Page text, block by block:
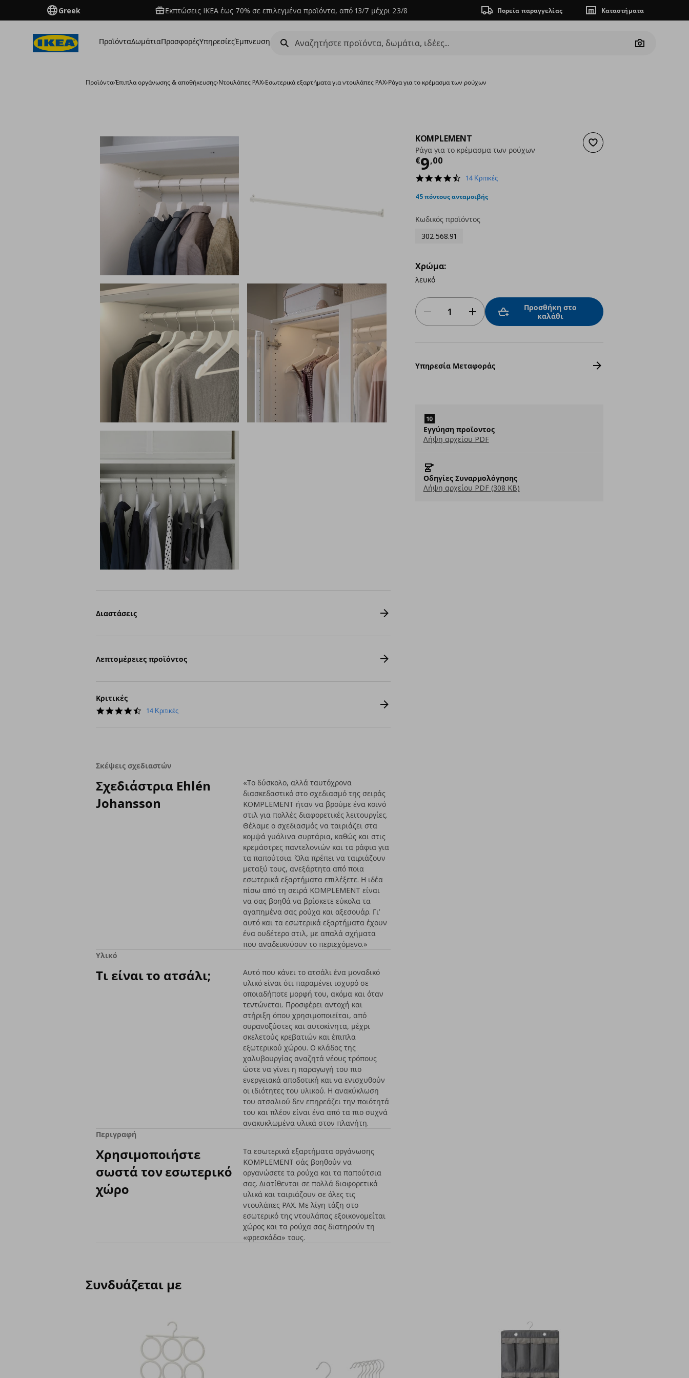
Greek Εκπτώσεις IKEA έως 70% σε επιλεγμένα προϊόντα, από 13/7 μέχρι 23/8 Πορεία παραγγελίας Καταστήματα
ΠροϊόνταΔωμάτιαΠροσφορέςΥπηρεσίεςΈμπνευση
Camera
Προϊόντα›Έπιπλα οργάνωσης & αποθήκευσης›Ντουλάπες PAX›Εσωτερικά εξαρτήματα για ντουλάπες PAX›Ράγα για το κρέμασμα των ρούχων
Προσθήκη στα αγαπημένα
KOMPLEMENT
Ράγα για το κρέμασμα των ρούχων
€9,00
Τρέχουσα τιμή
4.4
rating
14 Κριτικές
45 πόντους ανταμοιβής
Κωδικός προϊόντος
302.568.91
Χρώμα:
λευκό
Προσθήκη στο
καλάθι
Υπηρεσία Μεταφοράς
Εγγύηση προϊοντος
Λήψη αρχείου PDF
Οδηγίες Συναρμολόγησης
Λήψη αρχείου PDF (308 KB)
Διαστάσεις
Λεπτομέρειες προϊόντος
Κριτικές
4.4
14 Κριτικές
Σκέψεις σχεδιαστών
Σχεδιάστρια Ehlén
Johansson
«Το δύσκολο, αλλά ταυτόχρονα
διασκεδαστικό στο σχεδιασμό της σειράς
KOMPLEMENT ήταν να βρούμε ένα κοινό
στιλ για πολλές διαφορετικές λειτουργίες.
Θέλαμε ο σχεδιασμός να ταιριάζει στα
κομψά γυάλινα συρτάρια, καθώς και στις
κρεμάστρες παντελονιών και τα ράφια για
τα παπούτσια. Όλα πρέπει να ταιριάζουν
μεταξύ τους, ανεξάρτητα από ποια
εσωτερικά εξαρτήματα επιλέξετε. Η ιδέα
πίσω από τη σειρά KOMPLEMENT είναι
να σας βοηθά να βρίσκετε εύκολα τα
αγαπημένα σας ρούχα και αξεσουάρ. Γι’
αυτό και τα εσωτερικά εξαρτήματα έχουν
ένα ουδέτερο στιλ, με απαλά σχήματα
που αναδεικνύουν το περιεχόμενο.»
Υλικό
Τι είναι το ατσάλι;
Αυτό που κάνει το ατσάλι ένα μοναδικό
υλικό είναι ότι παραμένει ισχυρό σε
οποιαδήποτε μορφή του, ακόμα και όταν
τεντώνεται. Προσφέρει αντοχή και
στήριξη όπου χρησιμοποιείται, από
ουρανοξύστες και αυτοκίνητα, μέχρι
σκελετούς κρεβατιών και έπιπλα
εξωτερικού χώρου. Ο κλάδος της
χαλυβουργίας αναζητά νέους τρόπους
ώστε να γίνει η παραγωγή του πιο
ενεργειακά αποδοτική και να ενισχυθούν
οι ιδιότητες του υλικού. Η ανακύκλωση
του ατσαλιού δεν επηρεάζει την ποιότητά
του και πλέον είναι ένα από τα πιο συχνά
ανακυκλωμένα υλικά στον πλανήτη.
Περιγραφή
Χρησιμοποιήστε
σωστά τον εσωτερικό
χώρο
Τα εσωτερικά εξαρτήματα οργάνωσης
KOMPLEMENT σάς βοηθούν να
οργανώσετε τα ρούχα και τα παπούτσια
σας. Διατίθενται σε πολλά διαφορετικά
υλικά και ταιριάζουν σε όλες τις
ντουλάπες PAX. Με λίγη τάξη στο
εσωτερικό της ντουλάπας εξοικονομείται
χώρος και τα ρούχα σας διατηρούν τη
«φρεσκάδα» τους.
Συνδυάζεται με